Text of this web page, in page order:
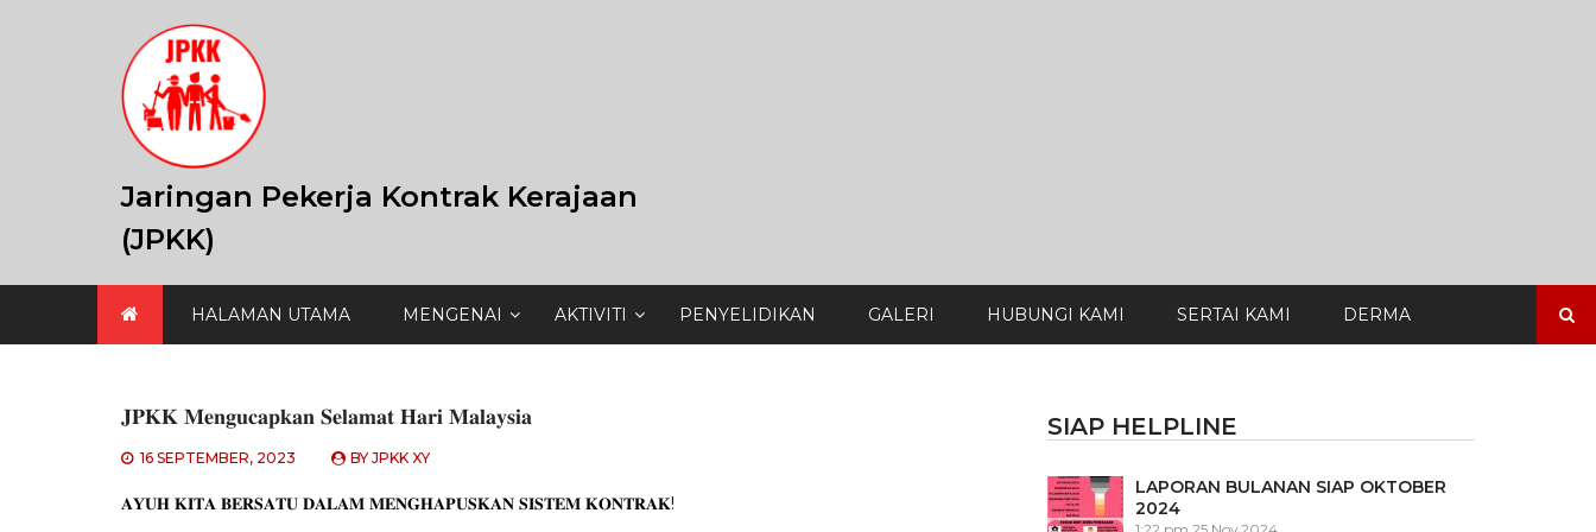
Jaringan Pekerja Kontrak Kerajaan
(JPKK)
HALAMAN UTAMA MENGENAI AKTIVITI PENYELIDIKAN GALERI HUBUNGI KAMI SERTAI KAMI DERMA
for:
𝐉𝐏𝐊𝐊 𝐌𝐞𝐧𝐠𝐮𝐜𝐚𝐩𝐤𝐚𝐧 𝐒𝐞𝐥𝐚𝐦𝐚𝐭 𝐇𝐚𝐫𝐢 𝐌𝐚𝐥𝐚𝐲𝐬𝐢𝐚
16 SEPTEMBER, 2023 BYJPKK XY
𝐀𝐘𝐔𝐇 𝐊𝐈𝐓𝐀 𝐁𝐄𝐑𝐒𝐀𝐓𝐔 𝐃𝐀𝐋𝐀𝐌 𝐌𝐄𝐍𝐆𝐇𝐀𝐏𝐔𝐒𝐊𝐀𝐍 𝐒𝐈𝐒𝐓𝐄𝐌 𝐊𝐎𝐍𝐓𝐑𝐀𝐊!
SIAP HELPLINE
LAPORAN BULANAN SIAP OKTOBER
2024